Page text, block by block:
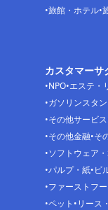
旅館・ホテル
カスタマーサ
NPO エステ・
ガソリンスタ
その他サービス
その他金融 そ
ソフトウェア
パルプ・紙 ビ
ファーストフ
ペット リース